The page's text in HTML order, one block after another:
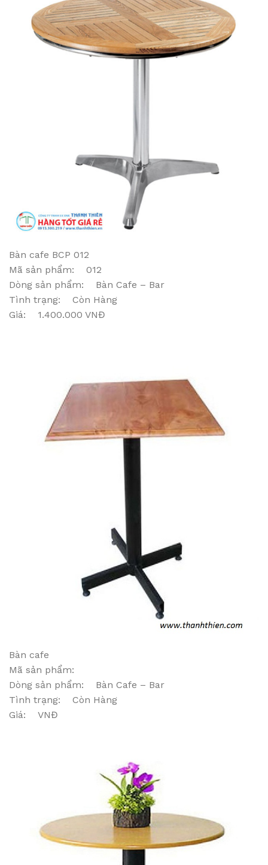
Bàn cafe BCP 012
Mã sản phẩm: 012
Dòng sản phẩm: Bàn Cafe – Bar
Tình trạng: Còn Hàng
Giá: 1.400.000 VNĐ
Bàn cafe
Mã sản phẩm:
Dòng sản phẩm: Bàn Cafe – Bar
Tình trạng: Còn Hàng
Giá: VNĐ